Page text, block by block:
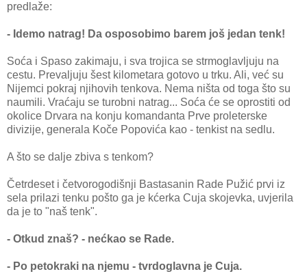
predlaže:
- Idemo natrag! Da osposobimo barem još jedan tenk!
Soća i Spaso zakimaju, i sva trojica se strmoglavljuju na
cestu. Prevaljuju šest kilometara gotovo u trku. Ali, već su
Nijemci pokraj njihovih tenkova. Nema ništa od toga što su
naumili. Vraćaju se turobni natrag... Soća će se oprostiti od
okolice Drvara na konju komandanta Prve proleterske
divizije, generala Koče Popovića kao - tenkist na sedlu.
A što se dalje zbiva s tenkom?
Četrdeset i četvorogodišnji Bastasanin Rade Pužić prvi iz
sela prilazi tenku pošto ga je kćerka Cuja skojevka, uvjerila
da je to "naš tenk".
- Otkud znaš? - nećkao se Rade.
- Po petokraki na njemu - tvrdoglavna je Cuja.